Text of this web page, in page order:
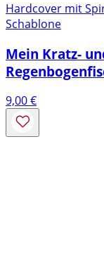
Hardcover mit
Schablone
Mein Kratz-
9,00€